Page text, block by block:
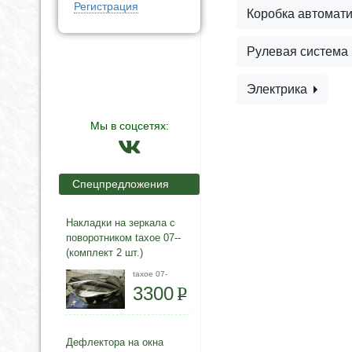
Регистрация
Мы в соцсетях:
Спецпредложения
Накладки на зеркала с
поворотником taxoe 07--
(комплект 2 шт.)
taxoe 07-
3300P
Дефлектора на окна
Коробка
Рулевая система
Электрика